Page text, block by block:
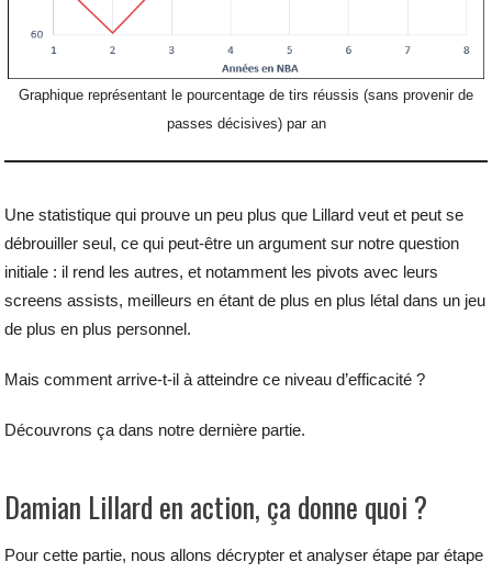
Graphique représentant le pourcentage de tirs réussis (sans provenir de
passes décisives) par an
Une statistique qui prouve un peu plus que Lillard veut et peut se
débrouiller seul, ce qui peut-être un argument sur notre question
initiale : il rend les autres, et notamment les pivots avec leurs
screens assists, meilleurs en étant de plus en plus létal dans un jeu
de plus en plus personnel.
Mais comment arrive-t-il à atteindre ce niveau d’efficacité ?
Découvrons ça dans notre dernière partie.
Damian Lillard en action, ça donne quoi ?
Pour cette partie, nous allons décrypter et analyser étape par étape